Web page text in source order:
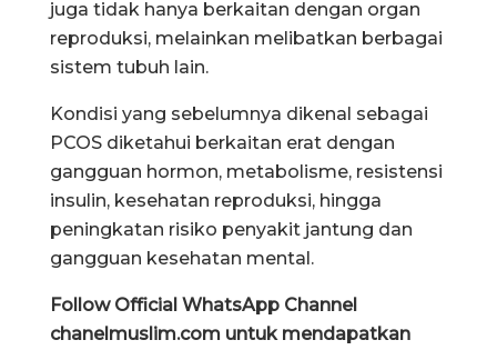
juga tidak hanya berkaitan dengan organ
reproduksi, melainkan melibatkan berbagai
sistem tubuh lain.
Kondisi yang sebelumnya dikenal sebagai
PCOS diketahui berkaitan erat dengan
gangguan hormon, metabolisme, resistensi
insulin, kesehatan reproduksi, hingga
peningkatan risiko penyakit jantung dan
gangguan kesehatan mental.
Follow Official WhatsApp Channel
chanelmuslim.com untuk mendapatkan